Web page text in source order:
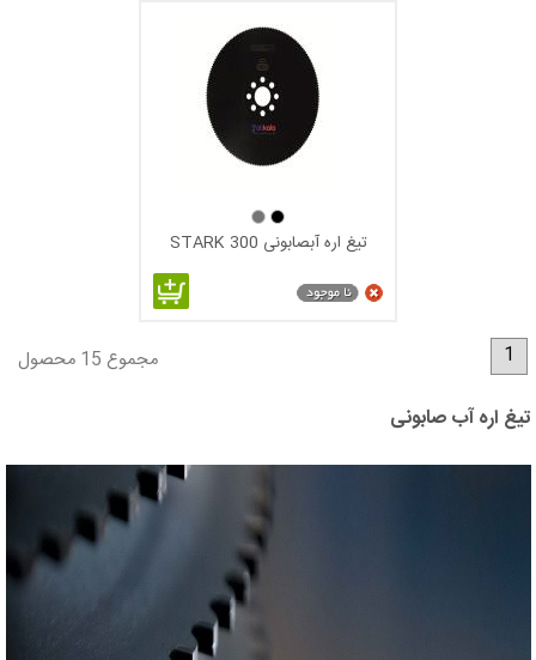
برای برش سخت ترین آلیاژهای فولادی ،استنلس استیل،مس ،برنج
،آلیاژهای چدن ،آلیاژهای سیلیس دار آلومینیوم ،مواد سخت و ساینده
و همچنین برای برش آلیاژهای تیتانیوم استفاده کرد.یکی از ویژگیهای
این نوع تیغه ها علاوه بر مقاومت سایشی بالاتر نسبت به تیغه های
از این نوع پوشش تا 40-30 درصد بالاتر برد.
تیغ اره آبصابونی 300 STARK
1 مجموع 15 محصول
تیغ اره آب صابونی